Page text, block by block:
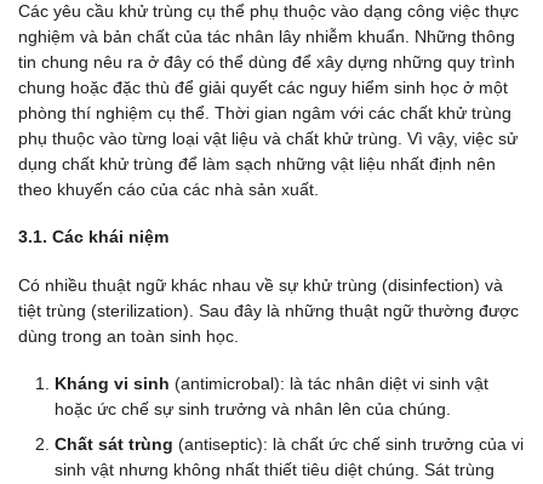
Các yêu cầu khử trùng cụ thể phụ thuộc vào dạng công việc thực
nghiệm và bản chất của tác nhân lây nhiễm khuẩn. Những thông
tin chung nêu ra ở đây có thể dùng để xây dựng những quy trình
chung hoặc đặc thù để giải quyết các nguy hiểm sinh học ở một
phòng thí nghiệm cụ thể. Thời gian ngâm với các chất khử trùng
phụ thuộc vào từng loại vật liệu và chất khử trùng. Vì vậy, việc sử
dụng chất khử trùng để làm sạch những vật liệu nhất định nên
theo khuyến cáo của các nhà sản xuất.
3.1. Các khái niệm
Có nhiều thuật ngữ khác nhau về sự khử trùng (disinfection) và
tiệt trùng (sterilization). Sau đây là những thuật ngữ thường được
dùng trong an toàn sinh học.
Kháng vi sinh (antimicrobal): là tác nhân diệt vi sinh vật
hoặc ức chế sự sinh trưởng và nhân lên của chúng.
Chất sát trùng (antiseptic): là chất ức chế sinh trưởng của vi
sinh vật nhưng không nhất thiết tiêu diệt chúng. Sát trùng